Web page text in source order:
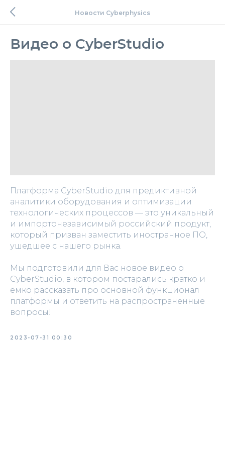
Новости Cyberphysics
Видео о CyberStudio
Платформа CyberStudio для предиктивной
аналитики оборудования и оптимизации
технологических процессов — это уникальный
и импортонезависимый российский продукт,
который призван заместить иностранное ПО,
ушедшее с нашего рынка.
Мы подготовили для Вас новое видео о
CyberStudio, в котором постарались кратко и
ёмко рассказать про основной функционал
платформы и ответить на распространенные
вопросы!
2023-07-31 00:30